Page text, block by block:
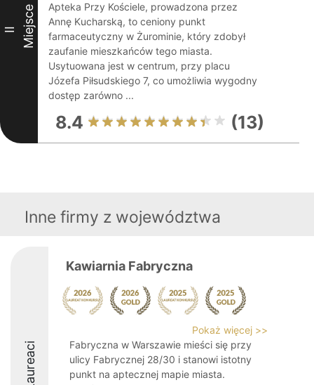
II Miejsce
Apteka Przy Kościele, prowadzona przez
Annę Kucharską, to ceniony punkt
farmaceutyczny w Żurominie, który zdobył
zaufanie mieszkańców tego miasta.
Usytuowana jest w centrum, przy placu
Józefa Piłsudskiego 7, co umożliwia wygodny
dostęp zarówno ...
8.4 (13)
Inne firmy z województwa
Laureaci
Kawiarnia Fabryczna
Pokaż więcej >>
Fabryczna w Warszawie mieści się przy
ulicy Fabrycznej 28/30 i stanowi istotny
punkt na aptecznej mapie miasta.